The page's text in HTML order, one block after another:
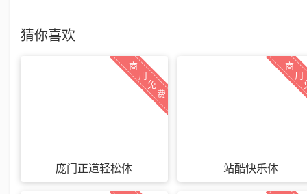
猜你喜欢
费
免
用
商
庞门正道轻松体
用
商
站酷快乐体